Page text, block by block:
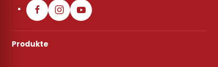
Produkte